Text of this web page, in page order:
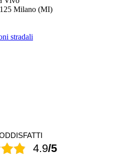
Milano (MI)
stradali
4.9/5